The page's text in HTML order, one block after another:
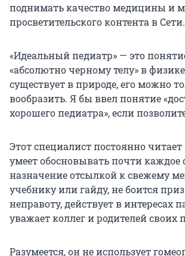
поднимать качество медицины и
просветительского контента в Сети.
«Идеальный педиатр» — это
«абсолютно черному телу» в
существует в природе, его можно
вообразить. Я бы ввел понятие
хорошего педиатра», если
Этот специалист постоянно читает
умеет обосновывать почти каждое
назначение отсылкой к свежему
учебнику или гайду, не боится
неправоту, действует в интересах
уважает коллег и родителей своих
Разумеется, он не использует